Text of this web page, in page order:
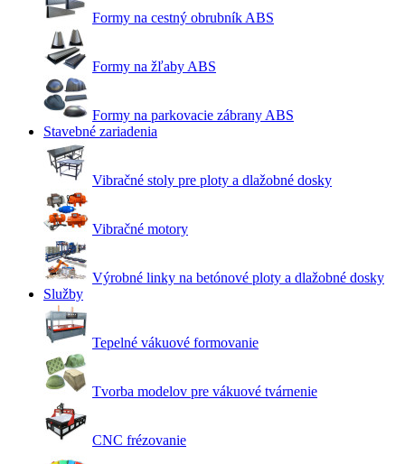
Formy na cestný obrubník ABS
Formy na žľaby ABS
Formy na parkovacie zábrany ABS
Stavebné zariadenia
Vibračné stoly pre ploty a dlažobné dosky
Vibračné motory
Výrobné linky na betónové ploty a dlažobné dosky
Služby
Tepelné vákuové formovanie
Tvorba modelov pre vákuové tvárnenie
CNC frézovanie